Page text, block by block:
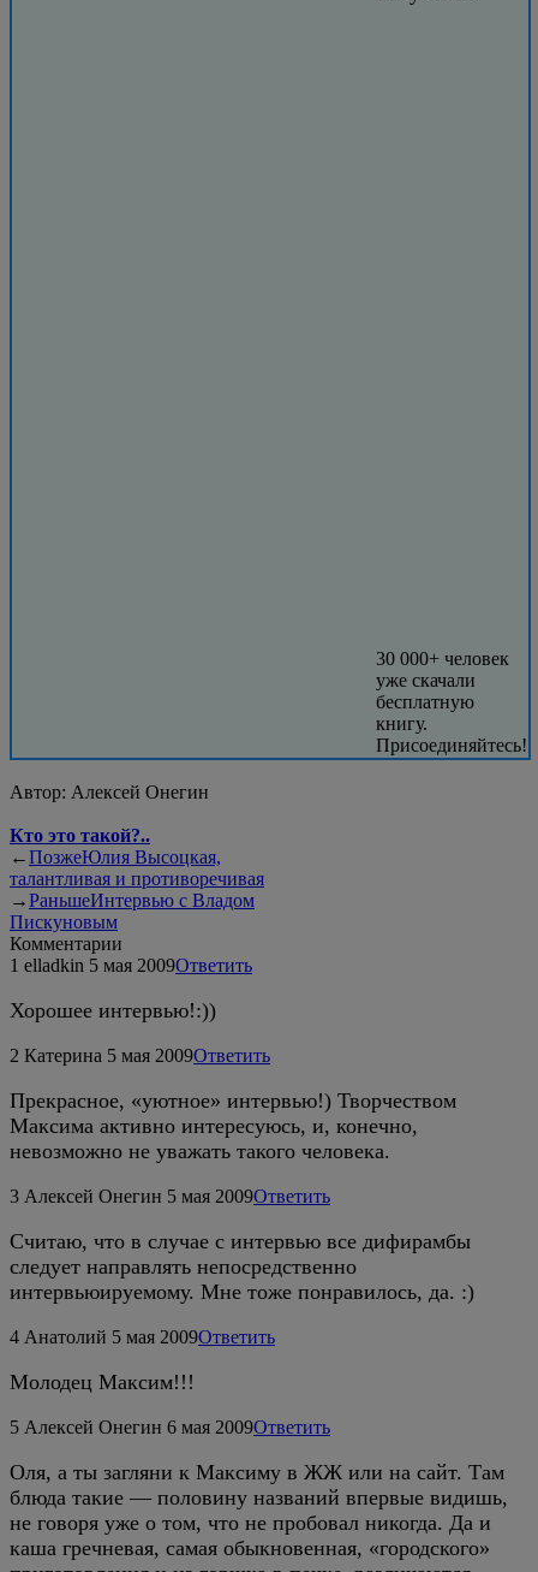
30 000+ человек
уже скачали
бесплатную
книгу.
Присоединяйтесь!
Автор: Алексей Онегин
Кто это такой?..
←ПозжеЮлия Высоцкая,
талантливая и противоречивая
→РаньшеИнтервью с Владом
Пискуновым
Комментарии
1 elladkin 5 мая 2009Ответить
Хорошее интервью!:))
2 Катерина 5 мая 2009Ответить
Прекрасное, «уютное» интервью!) Творчеством
Максима активно интересуюсь, и, конечно,
невозможно не уважать такого человека.
3 Алексей Онегин 5 мая 2009Ответить
Считаю, что в случае с интервью все дифирамбы
следует направлять непосредственно
интервьюируемому. Мне тоже понравилось, да. :)
4 Анатолий 5 мая 2009Ответить
Молодец Максим!!!
5 Алексей Онегин 6 мая 2009Ответить
Оля, а ты загляни к Максиму в ЖЖ или на сайт. Там
блюда такие — половину названий впервые видишь,
не говоря уже о том, что не пробовал никогда. Да и
каша гречневая, самая обыкновенная, «городского»